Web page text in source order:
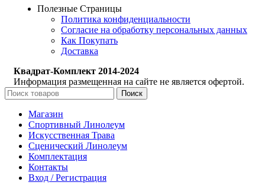
Полезные Страницы
Политика конфиденциальности
Согласие на обработку персональных данных
Как Покупать
Доставка
Квадрат-Комплект 2014-2024
Информация размещенная на сайте не является офертой.
Поиск
Магазин
Спортивный Линолеум
Искусственная Трава
Сценический Линолеум
Комплектация
Контакты
Вход / Регистрация